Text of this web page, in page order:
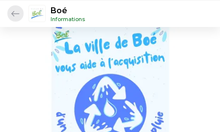
Boé
Informations